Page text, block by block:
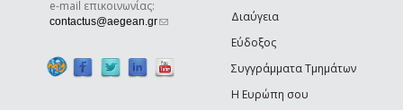
e-mail επικοινωνίας:
contactus@aegean.gr(link sends e-mail)Διαύγεια
Εύδοξος
Συγγράμματα Τμημάτων
Η Ευρώπη σου